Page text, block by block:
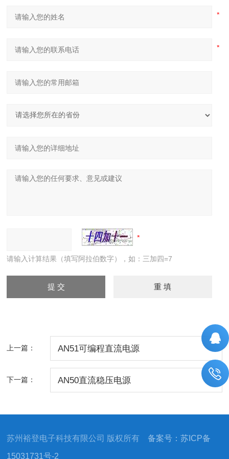
请输入计算结果（填写阿拉伯数字），如：三加四=7
上一篇： AN51可编程直流电源
下一篇： AN50直流稳压电源
苏州裕登电子科技有限公司 版权所有备案号：苏ICP备
15031731号-2